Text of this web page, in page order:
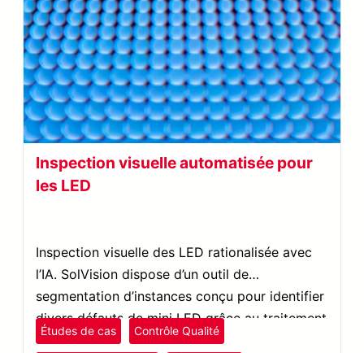
Inspection visuelle automatisée pour
les LED
Inspection visuelle des LED rationalisée avec
l’IA. SolVision dispose d’un outil de
segmentation d’instances conçu pour identifier
divers défauts de mini LED grâce au traitement
d’images.
Études de cas Contrôle Qualité